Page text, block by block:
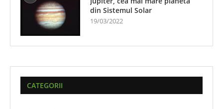
din Sistemul Solar
19/03/2022
CATEGORII